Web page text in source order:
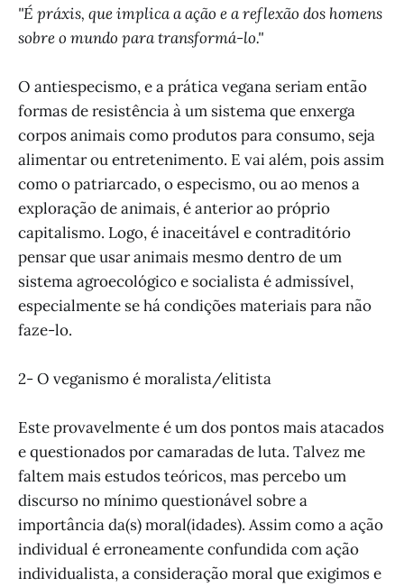
''É práxis, que implica a ação e a reflexão dos homens
sobre o mundo para transformá-lo.''
O antiespecismo, e a prática vegana seriam então
formas de resistência à um sistema que enxerga
corpos animais como produtos para consumo, seja
alimentar ou entretenimento. E vai além, pois assim
como o patriarcado, o especismo, ou ao menos a
exploração de animais, é anterior ao próprio
capitalismo. Logo, é inaceitável e contraditório
pensar que usar animais mesmo dentro de um
sistema agroecológico e socialista é admissível,
especialmente se há condições materiais para não
faze-lo.
2- O veganismo é moralista/elitista
Este provavelmente é um dos pontos mais atacados
e questionados por camaradas de luta. Talvez me
faltem mais estudos teóricos, mas percebo um
discurso no mínimo questionável sobre a
importância da(s) moral(idades). Assim como a ação
individual é erroneamente confundida com ação
individualista, a consideração moral que exigimos e